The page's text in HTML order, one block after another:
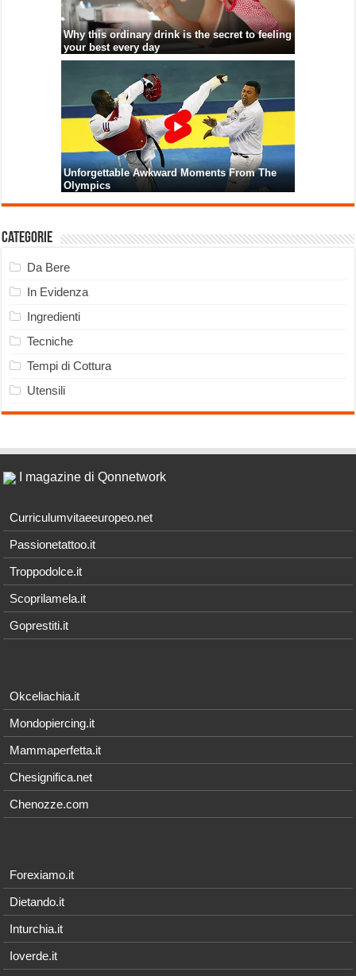
Categorie
Da Bere
In Evidenza
Ingredienti
Tecniche
Tempi di Cottura
Utensili
I magazine di Qonnetwork
Curriculumvitaeeuropeo.net
Passionetattoo.it
Troppodolce.it
Scoprilamela.it
Goprestiti.it
Okceliachia.it
Mondopiercing.it
Mammaperfetta.it
Chesignifica.net
Chenozze.com
Forexiamo.it
Dietando.it
Inturchia.it
Ioverde.it